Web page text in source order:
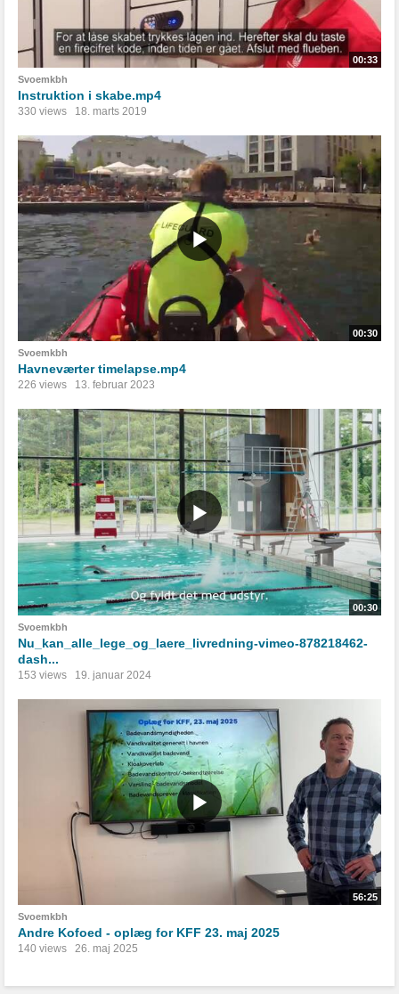
00:33
Svoemkbh
Instruktion i skabe.mp4
330 views 18. marts 2019
00:30
Svoemkbh
Havneværter timelapse.mp4
226 views 13. februar 2023
00:30
Svoemkbh
Nu_kan_alle_lege_og_laere_livredning-vimeo-878218462-
dash...
153 views 19. januar 2024
56:25
Svoemkbh
Andre Kofoed - oplæg for KFF 23. maj 2025
140 views 26. maj 2025